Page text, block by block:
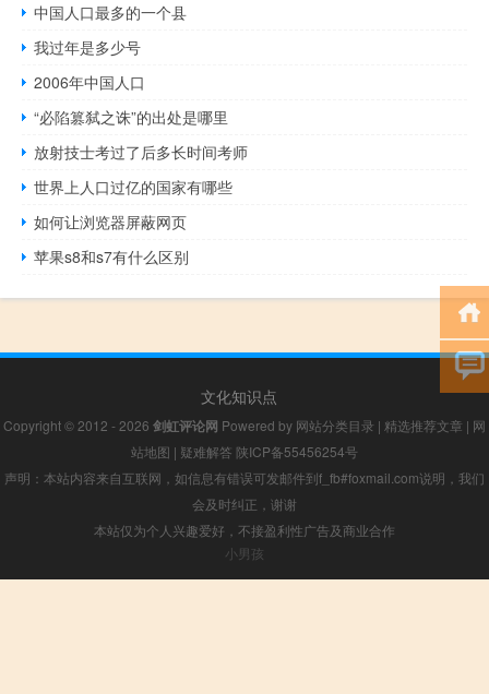
中国人口最多的一个县
我过年是多少号
2006年中国人口
“必陷篡弑之诛”的出处是哪里
放射技士考过了后多长时间考师
世界上人口过亿的国家有哪些
如何让浏览器屏蔽网页
苹果s8和s7有什么区别
文化知识点
Copyright © 2012 - 2026 剑虹评论网 Powered by 网站分类目录 | 精选推荐文章 | 网
站地图 | 疑难解答 陕ICP备55456254号
声明：本站内容来自互联网，如信息有错误可发邮件到f_fb#foxmail.com说明，我们
会及时纠正，谢谢
本站仅为个人兴趣爱好，不接盈利性广告及商业合作
小男孩